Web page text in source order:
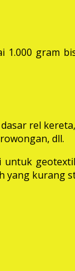
gram
rel
dll.
kurang